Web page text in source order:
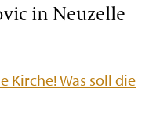
in Neuzelle
Kirche! Was soll die